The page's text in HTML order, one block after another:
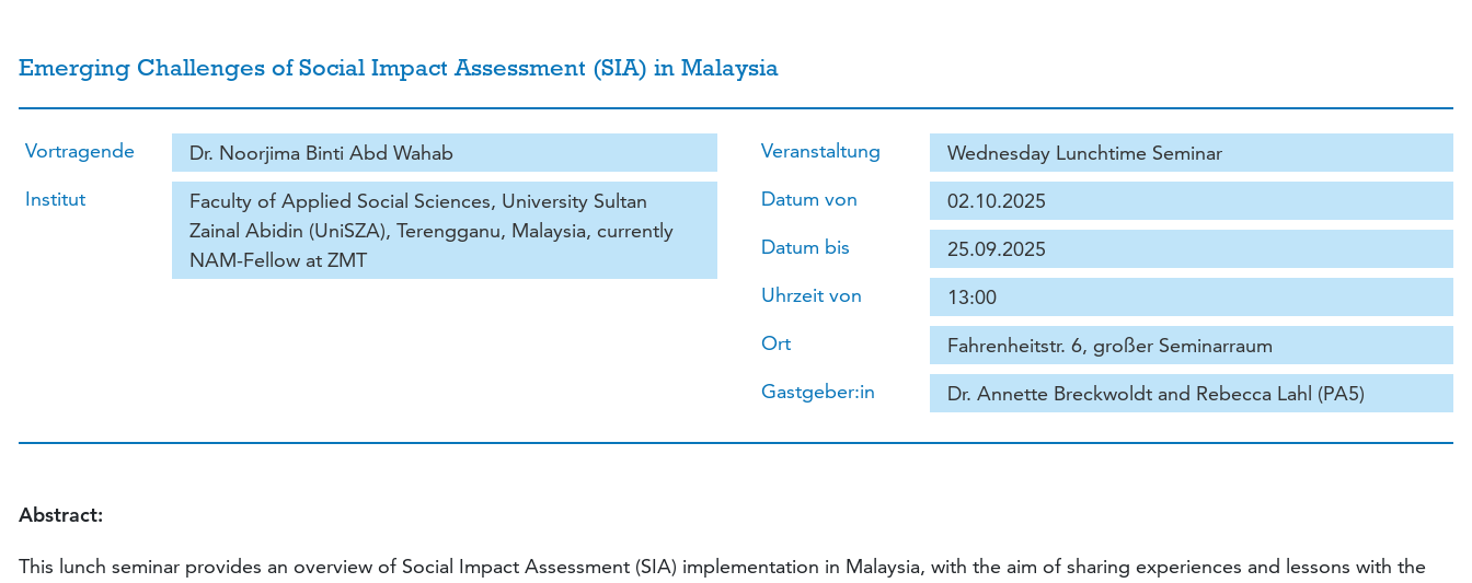
Emerging Challenges of Social Impact Assessment (SIA) in Malaysia
Vortragende
Dr. Noorjima Binti Abd Wahab
Institut
Faculty of Applied Social Sciences, University Sultan
Zainal Abidin (UniSZA), Terengganu, Malaysia, currently
NAM-Fellow at ZMT
Veranstaltung
Wednesday Lunchtime Seminar
Datum von
02.10.2025
Datum bis
25.09.2025
Uhrzeit von
13:00
Ort
Fahrenheitstr. 6, großer Seminarraum
Gastgeber:in
Dr. Annette Breckwoldt and Rebecca Lahl (PA5)
Abstract:
This lunch seminar provides an overview of Social Impact Assessment (SIA) implementation in Malaysia, with the aim of sharing experiences and lessons with the